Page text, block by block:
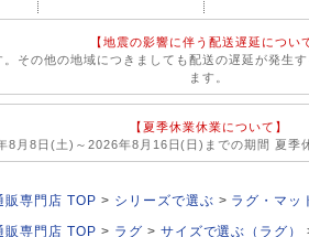
【地震の影響に伴う配送遅延につい
その他の地域につきましても配送の遅延が発
ます。
【夏季休業休業について】
8月8日(土)～2026年8月16日(日)までの期間 夏季
販専門店 TOP シリーズで選ぶ ラグ・マ
販専門店 TOP
ラグ サイズで選ぶ（ラグ）